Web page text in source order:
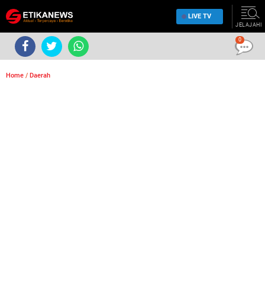
LIVE TV
JELAJAHI
Home / Daerah
0